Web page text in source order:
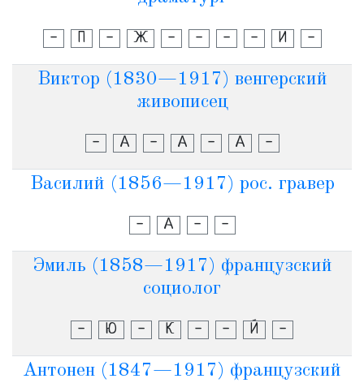
- П - Ж - - - - И -
Виктор (1830—1917) венгерский
живописец
- А - А - А -
Василий (1856—1917) рос. гравер
- А - -
Эмиль (1858—1917) французский
социолог
- Ю - К - - Й -
Антонен (1847—1917) французский